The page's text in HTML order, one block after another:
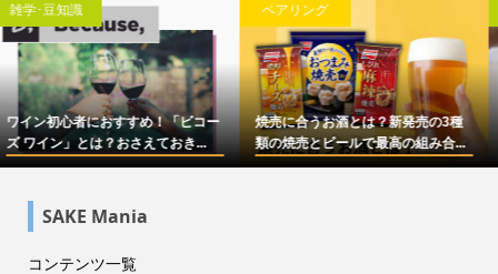
ペアリング
焼売に合うお酒とは？新発売の3種
類の焼売とビールで最高の組み合...
雑学･豆知識
【2023年】お酒入りのチョコレート
10選をお酒メディアが本気で選...
SAKE Mania
コンテンツ一覧